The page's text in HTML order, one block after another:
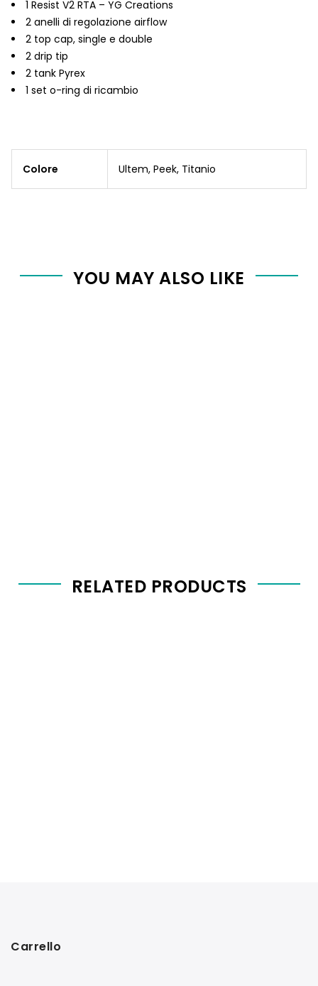
1 Resist V2 RTA – YG Creations
2 anelli di regolazione airflow
2 top cap, single e double
2 drip tip
2 tank Pyrex
1 set o-ring di ricambio
Colore Ultem, Peek, Titanio
YOU MAY ALSO LIKE
RELATED PRODUCTS
Carrello